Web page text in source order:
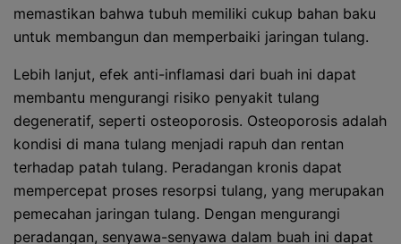
memastikan bahwa tubuh memiliki cukup bahan baku
untuk membangun dan memperbaiki jaringan tulang.
Lebih lanjut, efek anti-inflamasi dari buah ini dapat
membantu mengurangi risiko penyakit tulang
degeneratif, seperti osteoporosis. Osteoporosis adalah
kondisi di mana tulang menjadi rapuh dan rentan
terhadap patah tulang. Peradangan kronis dapat
mempercepat proses resorpsi tulang, yang merupakan
pemecahan jaringan tulang. Dengan mengurangi
peradangan, senyawa-senyawa dalam buah ini dapat